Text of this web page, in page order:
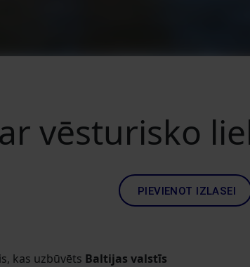
vēsturisko
PIEVIENOT IZLASEI
kas uzbūvēts Baltijas valstīs